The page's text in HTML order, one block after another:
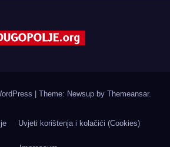
Theme: Newsup by Themeansar.
Uvjeti korištenja i kolačići (Cookies)